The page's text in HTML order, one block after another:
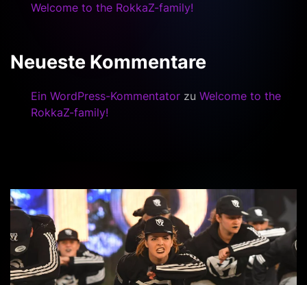
Welcome to the RokkaZ-family!
Neueste Kommentare
Ein WordPress-Kommentator zu Welcome to the
RokkaZ-family!